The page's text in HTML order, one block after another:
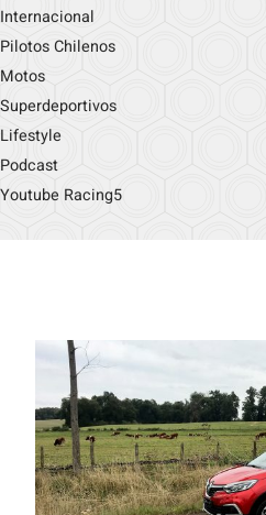
Internacional
Pilotos Chilenos
Motos
Superdeportivos
Lifestyle
Podcast
Youtube Racing5